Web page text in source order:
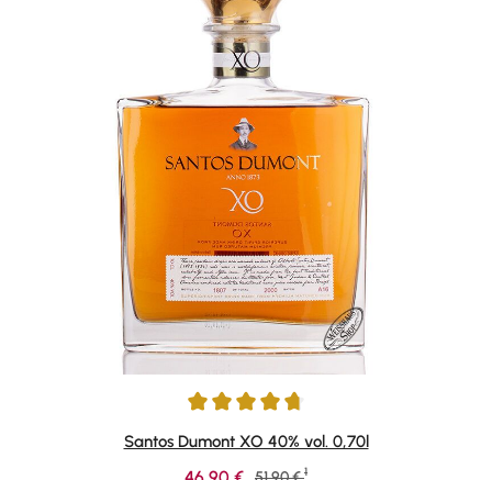
Durchschnittliche Bewertung von 4.87 von 5 Sternen
Santos Dumont XO 40% vol. 0,70l
Verkaufspreis:
Regulärer Preis:
1